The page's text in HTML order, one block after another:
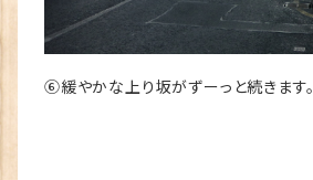
⑥緩やかな上り坂がずーっと続きます。